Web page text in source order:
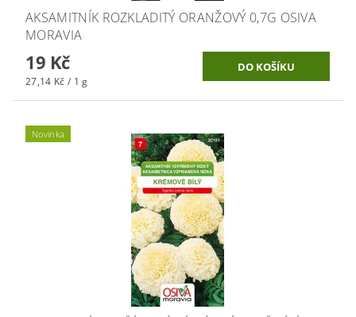
AKSAMITNÍK ROZKLADITÝ ORANŽOVÝ 0,7G OSIVA
MORAVIA
19 Kč
27,14 Kč / 1 g
Novinka